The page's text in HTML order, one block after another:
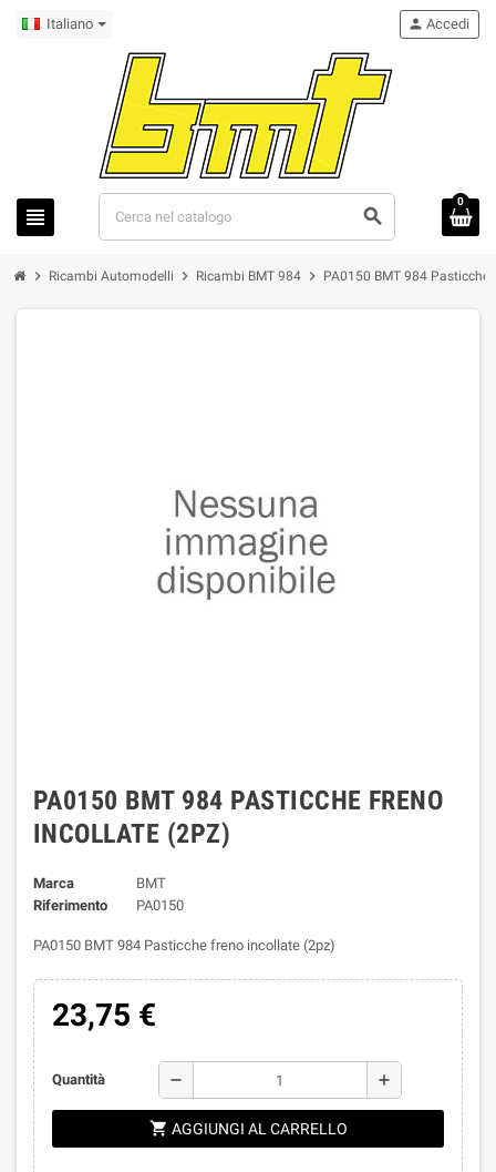
Italiano
view_headline search
person Accedi
0
chevron_right Ricambi Automodelli chevron_right Ricambi BMT 984 chevron_right PA0150 BMT 984
PA0150 BMT 984 PASTICCHE FRENO
INCOLLATE (2PZ)
Marca
BMT
Riferimento
PA0150
PA0150 BMT 984 Pasticche freno incollate (2pz)
23,75 €
Quantità remove add
shopping_cart AGGIUNGI AL CARRELLO